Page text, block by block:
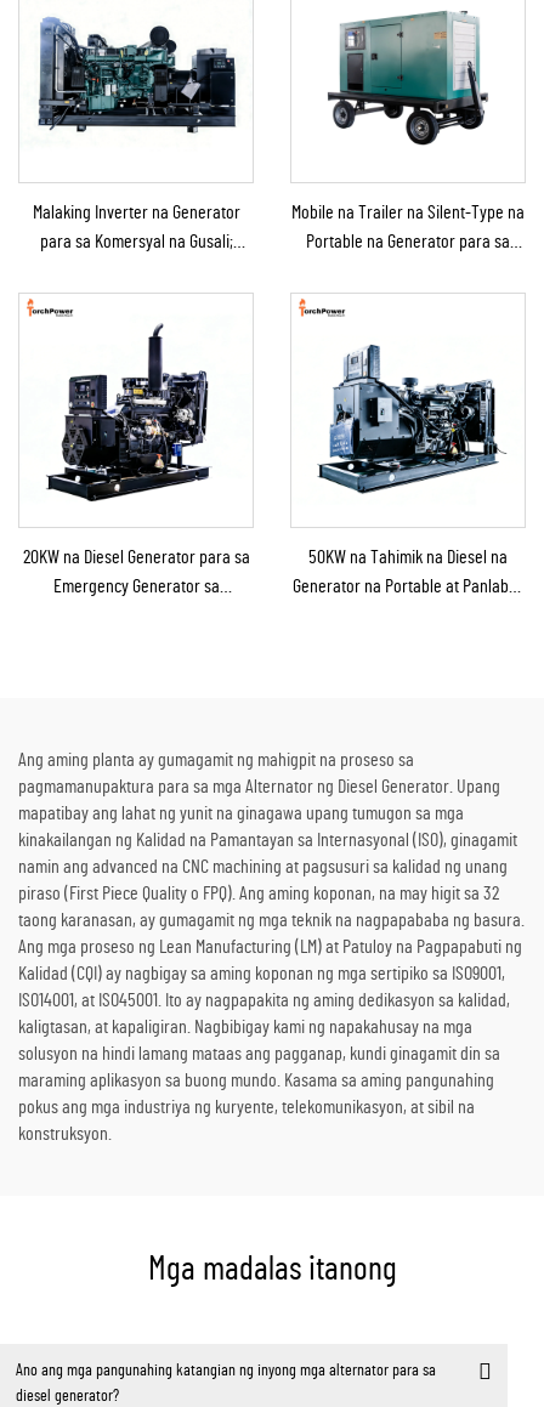
Malaking Inverter na Generator
para sa Komersyal na Gusali;
Generator para sa Benta
Mobile na Trailer na Silent-Type na
Portable na Generator para sa
20KW na Diesel Generator para sa
Emergency Generator sa
50KW na Tahimik na Diesel na
Generator na Portable at Panlabas
Ang aming planta ay gumagamit ng mahigpit na proseso sa
pagmamanupaktura para sa mga Alternator ng Diesel Generator. Upang
mapatibay ang lahat ng yunit na ginagawa upang tumugon sa mga
kinakailangan ng Kalidad na Pamantayan sa Internasyonal (ISO), ginagamit
namin ang advanced na CNC machining at pagsusuri sa kalidad ng unang
piraso (First Piece Quality o FPQ). Ang aming koponan, na may higit sa 32
taong karanasan, ay gumagamit ng mga teknik na nagpapababa ng basura.
Ang mga proseso ng Lean Manufacturing (LM) at Patuloy na Pagpapabuti ng
Kalidad (CQI) ay nagbigay sa aming koponan ng mga sertipiko sa ISO9001,
ISO14001, at ISO45001. Ito ay nagpapakita ng aming dedikasyon sa kalidad,
kaligtasan, at kapaligiran. Nagbibigay kami ng napakahusay na mga
solusyon na hindi lamang mataas ang pagganap, kundi ginagamit din sa
maraming aplikasyon sa buong mundo. Kasama sa aming pangunahing
pokus ang mga industriya ng kuryente, telekomunikasyon, at sibil na
konstruksyon.
Mga madalas itanong
Ano ang mga pangunahing katangian ng inyong mga alternator para sa
diesel generator?